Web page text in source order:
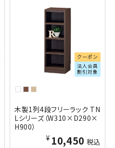
クーポン
法人会員
割引対象
木製1列4段フリーラック TN
Lシリーズ（W310×D290×
H900）
¥10,450 税込